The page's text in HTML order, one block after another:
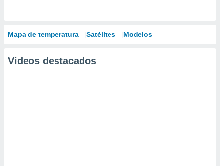
Mapa de temperatura Satélites Modelos
Videos destacados